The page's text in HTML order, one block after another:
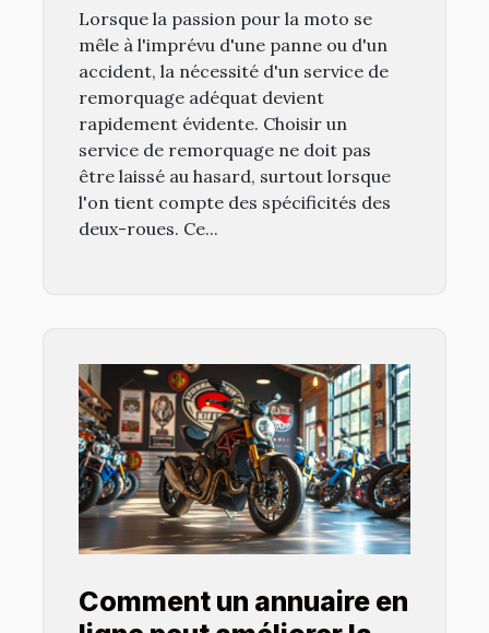
Lorsque la passion pour la moto se
mêle à l'imprévu d'une panne ou d'un
accident, la nécessité d'un service de
remorquage adéquat devient
rapidement évidente. Choisir un
service de remorquage ne doit pas
être laissé au hasard, surtout lorsque
l'on tient compte des spécificités des
deux-roues. Ce...
Comment un annuaire en